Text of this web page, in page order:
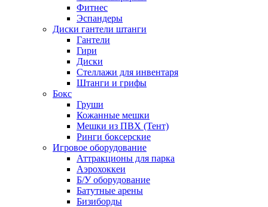
Фитнес
Эспандеры
Диски гантели штанги
Гантели
Гири
Диски
Стеллажи для инвентаря
Штанги и грифы
Бокс
Груши
Кожанные мешки
Мешки из ПВХ (Тент)
Ринги боксерские
Игровое оборудование
Аттракционы для парка
Аэрохоккеи
Б/У оборудование
Батутные арены
Бизиборды